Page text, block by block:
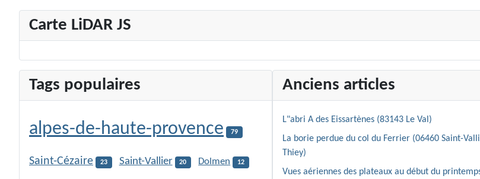
Carte LiDAR JS
Tags populaires
alpes-de-haute-provence 79
Saint-Cézaire 23 Saint-Vallier 20 Dolmen 12
Anciens articles
L"abri A des Eissartènes (83143 Le Val)
La borie perdue du col du Ferrier (06460 Saint-
Thiey)
Vues aériennes des plateaux au début du